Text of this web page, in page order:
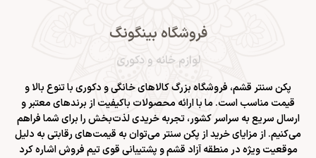
فروشگاه بینگونگ
لوازم خانه و دکوری
پکن سنتر قشم، فروشگاه بزرگ کالاهای خانگی و دکوری با تنوع بالا و
قیمت مناسب است. ما با ارائه محصولات باکیفیت از برندهای معتبر و
ارسال سریع به سراسر کشور، تجربه خریدی لذت‌بخش را برای شما فراهم
می‌کنیم. از مزایای خرید از پکن سنتر می‌توان به قیمت‌های رقابتی به دلیل
موقعیت ویژه در منطقه آزاد قشم و پشتیبانی قوی تیم فروش اشاره کرد